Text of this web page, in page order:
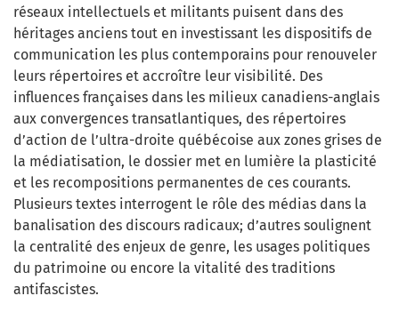
réseaux intellectuels et militants puisent dans des
héritages anciens tout en investissant les dispositifs de
communication les plus contemporains pour renouveler
leurs répertoires et accroître leur visibilité. Des
influences françaises dans les milieux canadiens-anglais
aux convergences transatlantiques, des répertoires
d’action de l’ultra-droite québécoise aux zones grises de
la médiatisation, le dossier met en lumière la plasticité
et les recompositions permanentes de ces courants.
Plusieurs textes interrogent le rôle des médias dans la
banalisation des discours radicaux; d’autres soulignent
la centralité des enjeux de genre, les usages politiques
du patrimoine ou encore la vitalité des traditions
antifascistes.